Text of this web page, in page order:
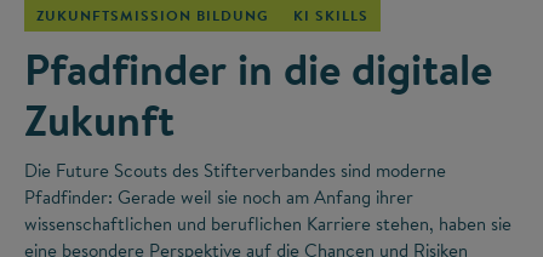
ZUKUNFTSMISSION BILDUNG KI SKILLS
Pfadfinder in die digitale
Zukunft
Die Future Scouts des Stifterverbandes sind moderne
Pfadfinder: Gerade weil sie noch am Anfang ihrer
wissenschaftlichen und beruflichen Karriere stehen, haben sie
eine besondere Perspektive auf die Chancen und Risiken